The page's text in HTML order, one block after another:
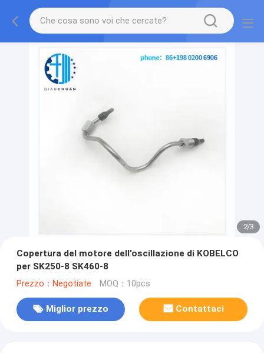
2/3
Copertura del motore dell'oscillazione di KOBELCO
per SK250-8 SK460-8
Prezzo：Negotiate MOQ：10pcs
Miglior prezzo Contattaci